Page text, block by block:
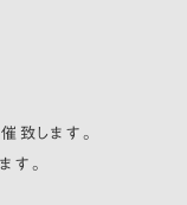
致します。
す。